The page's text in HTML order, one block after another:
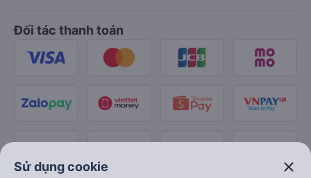
Đối tác thanh toán
Sử dụng cookie close